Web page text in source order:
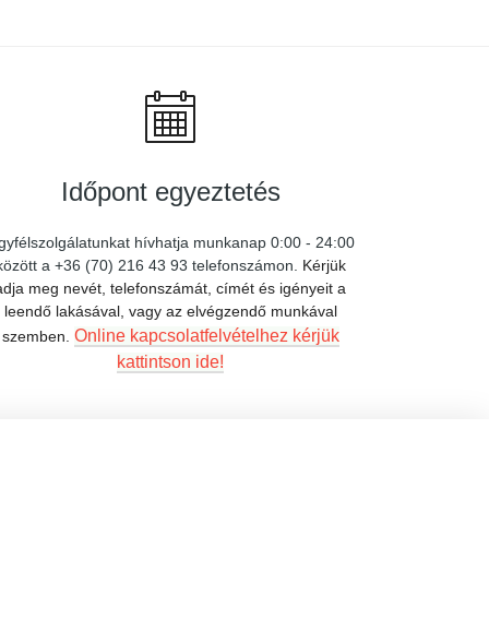
Időpont egyeztetés
hívhatja munkanap 0:00 - 24:00
a +36 (70) 216 43 93 telefonszámon. Kérjük
meg nevét, telefonszámát, címét és igényeit a
leendő lakásával, vagy az elvégzendő munkával
szemben. Online kapcsolatfelvételhez kérjük
kattintson ide!